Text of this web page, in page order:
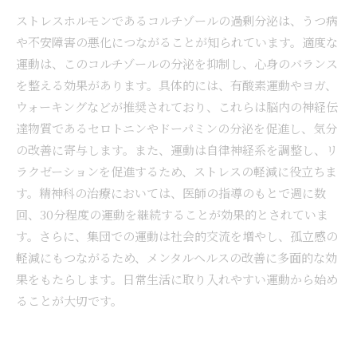
ストレスホルモンであるコルチゾールの過剰分泌は、うつ病
や不安障害の悪化につながることが知られています。適度な
運動は、このコルチゾールの分泌を抑制し、心身のバランス
を整える効果があります。具体的には、有酸素運動やヨガ、
ウォーキングなどが推奨されており、これらは脳内の神経伝
達物質であるセロトニンやドーパミンの分泌を促進し、気分
の改善に寄与します。また、運動は自律神経系を調整し、リ
ラクゼーションを促進するため、ストレスの軽減に役立ちま
す。精神科の治療においては、医師の指導のもとで週に数
回、30分程度の運動を継続することが効果的とされていま
す。さらに、集団での運動は社会的交流を増やし、孤立感の
軽減にもつながるため、メンタルヘルスの改善に多面的な効
果をもたらします。日常生活に取り入れやすい運動から始め
ることが大切です。